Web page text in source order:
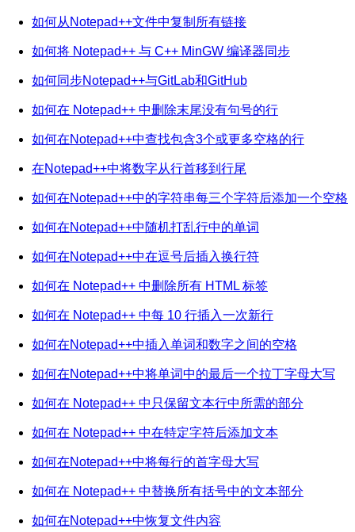
如何从Notepad++文件中复制所有链接
如何将 Notepad++ 与 C++ MinGW 编译器同步
如何同步Notepad++与GitLab和GitHub
如何在 Notepad++ 中删除末尾没有句号的行
如何在Notepad++中查找包含3个或更多空格的行
在Notepad++中将数字从行首移到行尾
如何在Notepad++中的字符串每三个字符后添加一个空格
如何在Notepad++中随机打乱行中的单词
如何在Notepad++中在逗号后插入换行符
如何在 Notepad++ 中删除所有 HTML 标签
如何在 Notepad++ 中每 10 行插入一次新行
如何在Notepad++中插入单词和数字之间的空格
如何在Notepad++中将单词中的最后一个拉丁字母大写
如何在 Notepad++ 中只保留文本行中所需的部分
如何在 Notepad++ 中在特定字符后添加文本
如何在Notepad++中将每行的首字母大写
如何在 Notepad++ 中替换所有括号中的文本部分
如何在Notepad++中恢复文件内容